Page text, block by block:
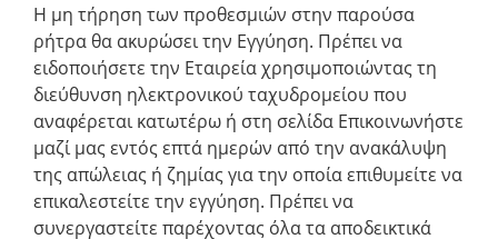
Η μη τήρηση των προθεσμιών στην παρούσα
ρήτρα θα ακυρώσει την Εγγύηση. Πρέπει να
ειδοποιήσετε την Εταιρεία χρησιμοποιώντας τη
διεύθυνση ηλεκτρονικού ταχυδρομείου που
αναφέρεται κατωτέρω ή στη σελίδα Επικοινωνήστε
μαζί μας εντός επτά ημερών από την ανακάλυψη
της απώλειας ή ζημίας για την οποία επιθυμείτε να
επικαλεστείτε την εγγύηση. Πρέπει να
συνεργαστείτε παρέχοντας όλα τα αποδεικτικά